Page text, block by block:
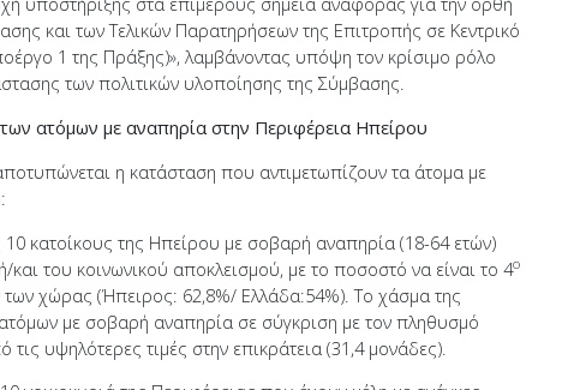
και των Τελικών Παρατηρήσεων της Επιτροπής σε Κεντρικό
1 της Πράξης)», λαμβάνοντας υπόψη τον κρίσιμο ρόλο
των πολιτικών υλοποίησης της Σύμβασης.
ατόμων με αναπηρία στην Περιφέρεια Ηπείρου
η κατάσταση που αντιμετωπίζουν τα άτομα με
κατοίκους της Ηπείρου με σοβαρή αναπηρία (18-64 ετών)
του κοινωνικού αποκλεισμού, με το ποσοστό να είναι το 4ο
χώρας (Ήπειρος: 62,8%/ Ελλάδα:54%). Το χάσμα της
με σοβαρή αναπηρία σε σύγκριση με τον πληθυσμό
υψηλότερες τιμές στην επικράτεια (31,4 μονάδες).